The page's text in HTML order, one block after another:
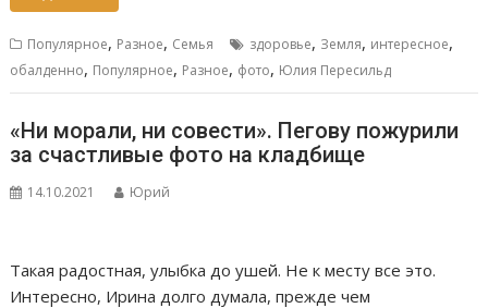
Популярное, Разное, Семья здоровье, Земля, интересное,
обалденно, Популярное, Разное, фото, Юлия Пересильд
«Ни морали, ни совести». Пегову пожурили
за счастливые фото на кладбище
14.10.2021 Юрий
Такая радостная, улыбка до ушей. Не к месту все это.
Интересно, Ирина долго думала, прежде чем